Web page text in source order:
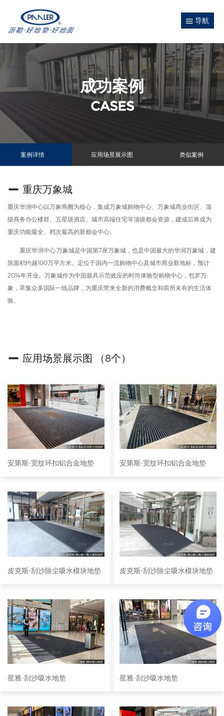
导航
成功案例
CASES
案例详情 应用场景展示图 类似案例
重庆万象城
重庆华润中心以万象商圈为核心，集成万象城购物中心、万象城商业街区、顶
级商务办公楼群、五星级酒店、城市高端住宅等顶级都会资源，建成后将成为
重庆功能最全、档次最高的新都会中心。
重庆华润中心·万象城是中国第7座万象城，也是中国最大的华润万象城，建
筑面积约越100万平方米。定位于国内一流购物中心及城市商业新地标，预计
2014年开业。万象城作为中国最具示范效应的时尚体验型购物中心，包罗万
象，萃集众多国际一线品牌，为重庆带来全新的消费概念和前所未有的生活体
验。
应用场景展示图 （8个）
安第斯-宽纹环扣铝合金地垫 安第斯-宽纹环扣铝合金地垫
皮克斯-刮沙除尘吸水模块地垫 皮克斯-刮沙除尘吸水模块地垫
星雅-刮沙吸水地垫 星雅-刮沙吸水地垫